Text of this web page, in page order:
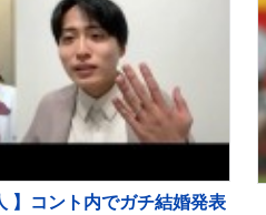
】コント内でガチ結婚発表